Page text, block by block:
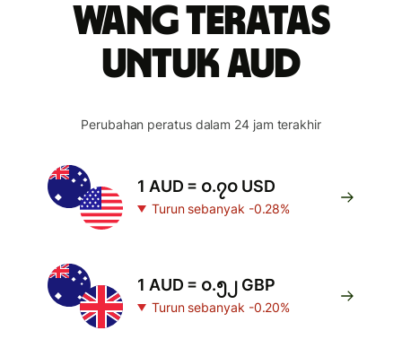
wang teratas
untuk AUD
Perubahan peratus dalam 24 jam terakhir
1 AUD = ၀.၇၀ USD
Turun sebanyak -0.28%
1 AUD = ၀.၅၂ GBP
Turun sebanyak -0.20%